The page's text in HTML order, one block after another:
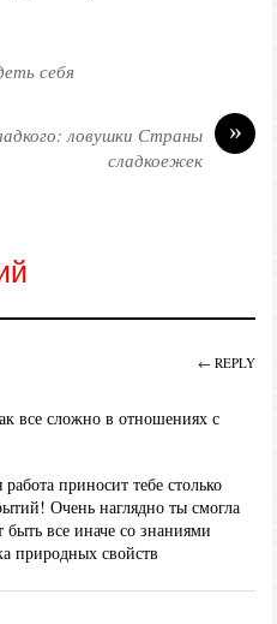
себя
»
ловушки Страны
сладкоежек
все сложно в отношениях с
приносит тебе столько
Очень наглядно ты смогла
быть все иначе со знаниями
природных свойств
← REPLY